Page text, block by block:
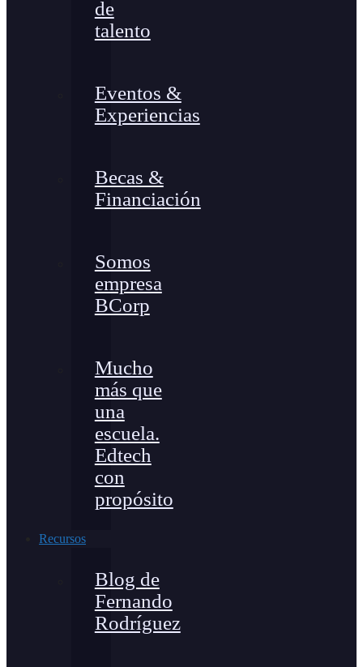
de
talento
Eventos &
Experiencias
Becas &
Financiación
Somos
empresa
BCorp
Mucho
más que
una
escuela.
Edtech
con
propósito
Recursos
Blog de
Fernando
Rodríguez